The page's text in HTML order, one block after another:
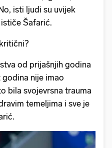
isti ljudi su uvijek
Šafarić.
od prijašnjih godina
nije imao
bila svojevrsna trauma
temeljima i sve je